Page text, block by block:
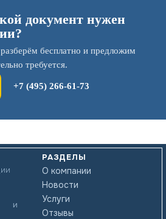
документ нужен
бесплатно и предложим
требуется.
+7 (495) 266-61-73
и
РАЗДЕЛЫ
О компании
Новости
Услуги
Отзывы